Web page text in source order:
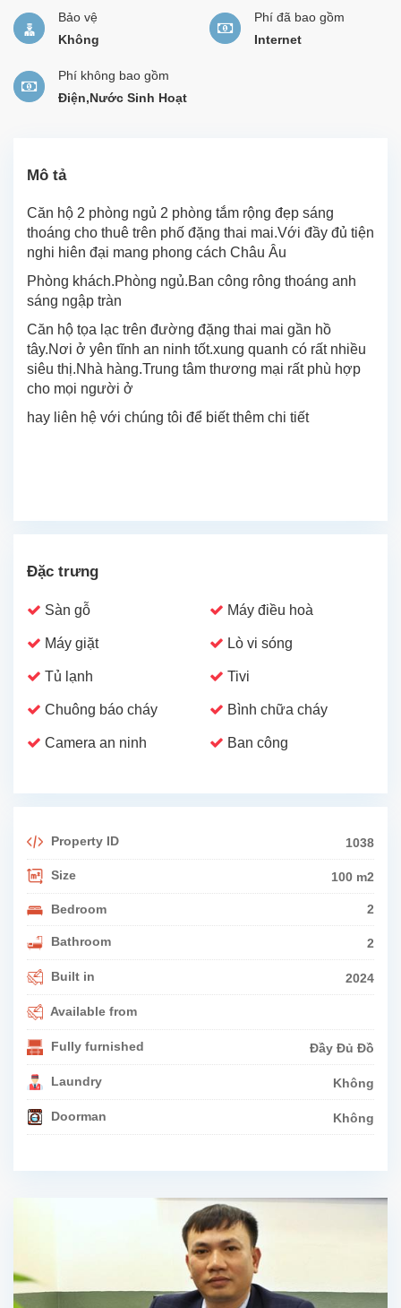
Bảo vệ
Không
Phí đã bao gồm
Internet
Phí không bao gồm
Điện,Nước Sinh Hoạt
Mô tả
Căn hộ 2 phòng ngủ 2 phòng tắm rộng đẹp sáng
thoáng cho thuê trên phố đặng thai mai.Với đầy đủ tiện
nghi hiên đại mang phong cách Châu Âu
Phòng khách.Phòng ngủ.Ban công rông thoáng anh
sáng ngập tràn
Căn hộ tọa lạc trên đường đặng thai mai gần hồ
tây.Nơi ở yên tĩnh an ninh tốt.xung quanh có rất nhiều
siêu thị.Nhà hàng.Trung tâm thương mại rất phù hợp
cho mọi người ở
hay liên hệ với chúng tôi để biết thêm chi tiết
Đặc trưng
Sàn gỗ Máy điều hoà
Máy giặt Lò vi sóng
Tủ lạnh Tivi
Chuông báo cháy Bình chữa cháy
Camera an ninh Ban công
Property ID 1038
Size 100 m2
Bedroom 2
Bathroom 2
Built in 2024
Available from
Fully furnished Đầy Đủ Đồ
Laundry Không
Doorman Không